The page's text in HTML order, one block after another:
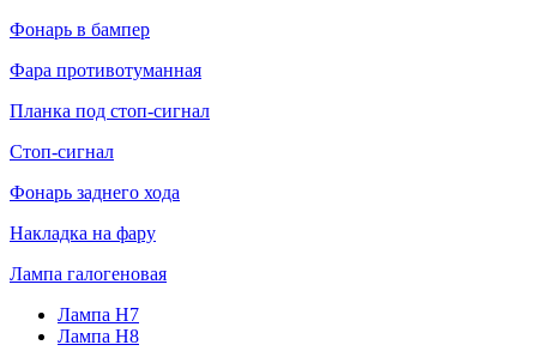
Фонарь в бампер
Фара противотуманная
Планка под стоп-сигнал
Стоп-сигнал
Фонарь заднего хода
Накладка на фару
Лампа галогеновая
Лампа H7
Лампа H8